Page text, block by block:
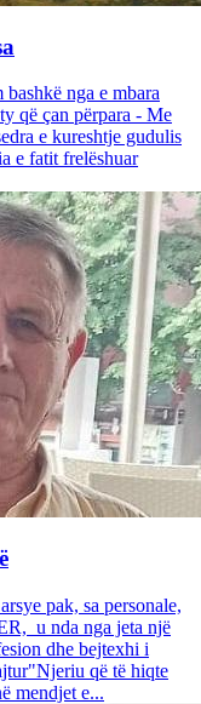
nga e mbara
që çan përpara - Me
e kureshtje gudulis
e fatit frelëshuar
pak, sa personale,
u nda nga jeta një
dhe bejtexhi i
që të hiqte
mendjet e...